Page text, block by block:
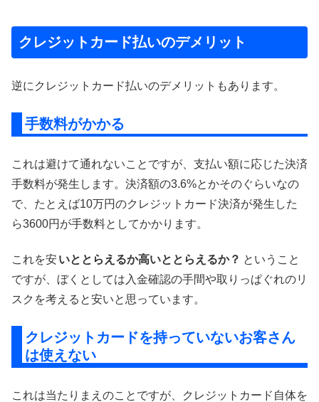
クレジットカード払いのデメリット
逆にクレジットカード払いのデメリットもあります。
手数料がかかる
これは避けて通れないことですが、支払い額に応じた決済
手数料が発生します。決済額の3.6%とかそのぐらいなの
で、たとえば10万円のクレジットカード決済が発生した
ら3600円が手数料としてかかります。
これを安いととらえるか高いととらえるか？ ということ
ですが、ぼくとしては入金確認の手間や取りっぱぐれのリ
スクを考えると安いと思っています。
クレジットカードを持っていないお客さん
は使えない
これは当たりまえのことですが、クレジットカード自体を